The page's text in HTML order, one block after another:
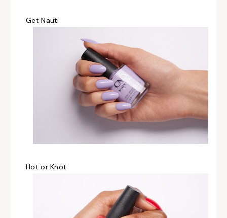
Get Nauti
Hot or Knot